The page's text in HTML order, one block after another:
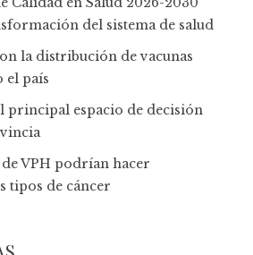
del sistema de salud
la distribución de vacunas
el país
principal espacio de decisión
VPH podrían hacer
tipos de cáncer